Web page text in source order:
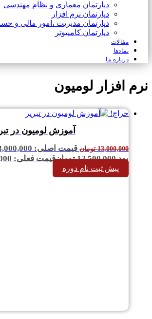
دپارتمان معماری و نظام مهندسی
دپارتمان نرم افزار
دپارتمان مدیریت ،امور مالی و
دپارتمان کامپیوتر
مقالات
نمادها
درباره ما
نرم افزار لومیون
حراج!
آموزش لومیون در
13,000,000 تومان
بود.12,500,000 تومانقیمت فعلی: 12,500,000 تومان.
پیش ثبت نام دوره